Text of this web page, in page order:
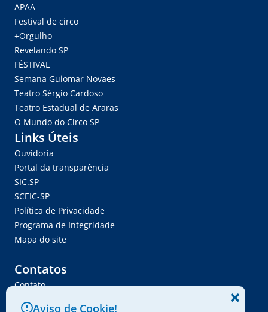
APAA
Festival de circo
+Orgulho
Revelando SP
FÉSTIVAL
Semana Guiomar Novaes
Teatro Sérgio Cardoso
Teatro Estadual de Araras
O Mundo do Circo SP
Links Úteis
Ouvidoria
Portal da transparência
SIC.SP
SCEIC-SP
Política de Privacidade
Programa de Integridade
Mapa do site
Contatos
Contato
Aviso de Cookie!